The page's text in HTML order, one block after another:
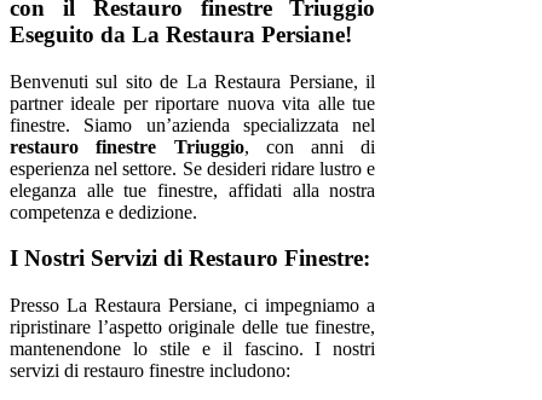
con il Restauro finestre Triuggio
Eseguito da La Restaura Persiane!
Benvenuti sul sito de La Restaura Persiane, il
partner ideale per riportare nuova vita alle tue
finestre. Siamo un’azienda specializzata nel
restauro finestre Triuggio, con anni di
esperienza nel settore. Se desideri ridare lustro e
eleganza alle tue finestre, affidati alla nostra
competenza e dedizione.
I Nostri Servizi di Restauro Finestre:
Presso La Restaura Persiane, ci impegniamo a
ripristinare l’aspetto originale delle tue finestre,
mantenendone lo stile e il fascino. I nostri
servizi di restauro finestre includono: